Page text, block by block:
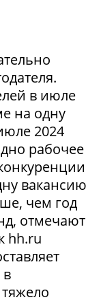
в июле
на одну
2024
рабочее
вакансию
чем год
отмечают
hh.ru